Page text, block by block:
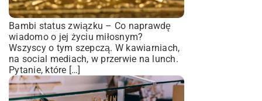
Bambi status związku – Co naprawdę
wiadomo o jej życiu miłosnym?
Wszyscy o tym szepczą. W kawiarniach,
na social mediach, w przerwie na lunch.
Pytanie, które […]